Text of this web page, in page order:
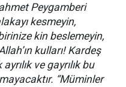
Peygamberi
kesmeyin,
kin beslemeyin,
kulları! Kardeş
ve gayrılık bu
“Müminler